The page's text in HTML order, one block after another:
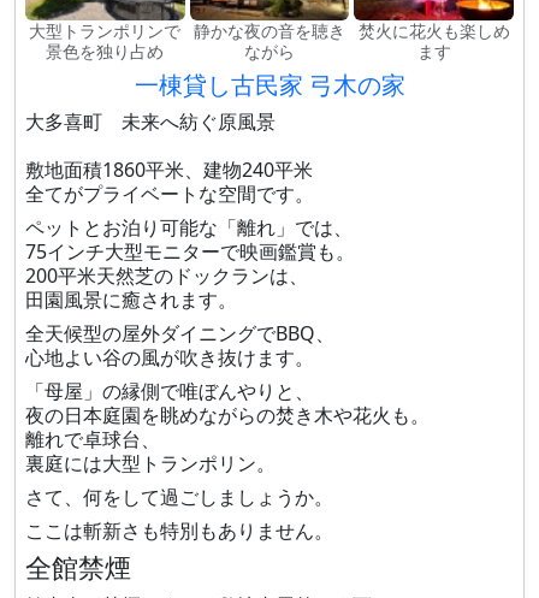
大型トランポリンで
景色を独り占め
静かな夜の音を聴き
ながら
焚火に花火も楽しめ
ます
一棟貸し古民家 弓木の家
大多喜町 未来へ紡ぐ原風景
敷地面積1860平米、建物240平米
全てがプライベートな空間です。
ペットとお泊り可能な「離れ」では、
75インチ大型モニターで映画鑑賞も。
200平米天然芝のドックランは、
田園風景に癒されます。
全天候型の屋外ダイニングでBBQ、
心地よい谷の風が吹き抜けます。
「母屋」の縁側で唯ぼんやりと、
夜の日本庭園を眺めながらの焚き木や花火も。
離れで卓球台、
裏庭には大型トランポリン。
さて、何をして過ごしましょうか。
ここは斬新さも特別もありません。
全館禁煙